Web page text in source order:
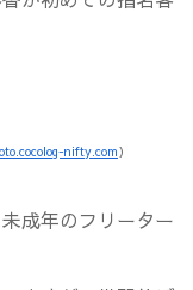
nifty.com）
成年のフリーター